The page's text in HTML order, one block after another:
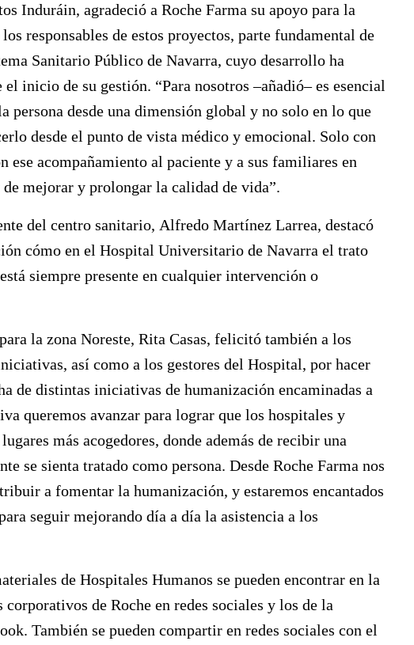
Induráin, agradeció a Roche Farma su apoyo para la
responsables de estos proyectos, parte fundamental de
Sanitario Público de Navarra, cuyo desarrollo ha
inicio de su gestión. “Para nosotros –añadió– es esencial
persona desde una dimensión global y no solo en lo que
desde el punto de vista médico y emocional. Solo con
ese acompañamiento al paciente y a sus familiares en
mejorar y prolongar la calidad de vida”.
del centro sanitario, Alfredo Martínez Larrea, destacó
cómo en el Hospital Universitario de Navarra el trato
siempre presente en cualquier intervención o
la zona Noreste, Rita Casas, felicitó también a los
así como a los gestores del Hospital, por hacer
de distintas iniciativas de humanización encaminadas a
queremos avanzar para lograr que los hospitales y
más acogedores, donde además de recibir una
se sienta tratado como persona. Desde Roche Farma nos
a fomentar la humanización, y estaremos encantados
seguir mejorando día a día la asistencia a los
de Hospitales Humanos se pueden encontrar en la
de Roche en redes sociales y los de la
. También se pueden compartir en redes sociales con el